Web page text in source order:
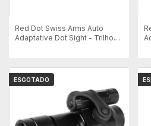
Red Dot Swiss Arms Auto
Adaptative Dot Sight - Trilho
ESGOTADO